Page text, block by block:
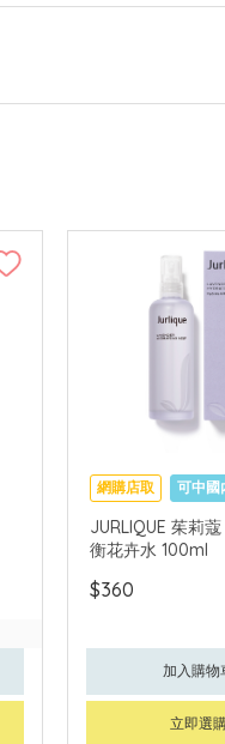
網購店取 可中國
JURLIQUE 茱莉
衡花卉水 100ml
$360
加入購物
立即選